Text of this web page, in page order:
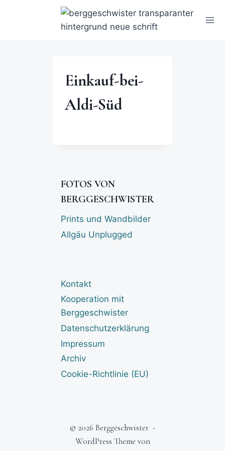
Einkauf-bei-
Aldi-Süd
FOTOS VON
BERGGESCHWISTER
Prints und Wandbilder
Allgäu Unplugged
Kontakt
Kooperation mit
Berggeschwister
Datenschutzerklärung
Impressum
Archiv
Cookie-Richtlinie (EU)
© 2026 Berggeschwister -
WordPress Theme von